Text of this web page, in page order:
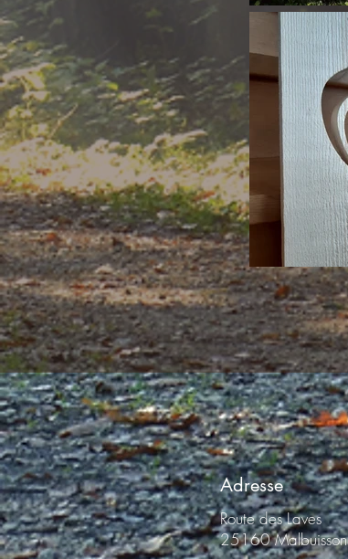
Adresse
Route des Laves
25160 Malbuisson